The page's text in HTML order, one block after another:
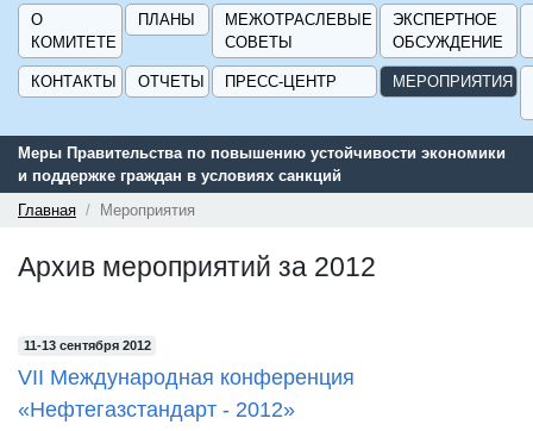
О
КОМИТЕТЕ
ПЛАНЫ
МЕЖОТРАСЛЕВЫЕ
СОВЕТЫ
ЭКСПЕРТНОЕ
ОБСУЖДЕНИЕ
КОНТАКТЫ ОТЧЕТЫ ПРЕСС-ЦЕНТР МЕРОПРИЯТИЯ
Меры Правительства по повышению устойчивости экономики
и поддержке граждан в условиях санкций
Главная
Мероприятия
Архив мероприятий за 2012
11-13 сентября 2012
VII Международная конференция
«Нефтегазстандарт - 2012»